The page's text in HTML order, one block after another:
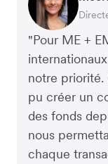
"Pour ME +
notre priorité.
pu créer un
des fonds
nous
chaque
PDG
DG et
Co-